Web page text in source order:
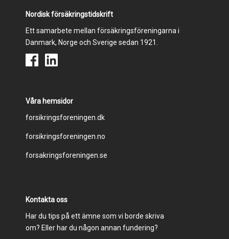
Nordisk försäkringstidskrift
Ett samarbete mellan försäkringsföreningarna i
Danmark, Norge och Sverige sedan 1921.
Våra hemsidor
Footer
menu
forsikringsforeningen.dk
forsikringsforeningen.no
forsakringsforeningen.se
Kontakta oss
Har du tips på ett ämne som vi borde skriva
om? Eller har du någon annan fundering?